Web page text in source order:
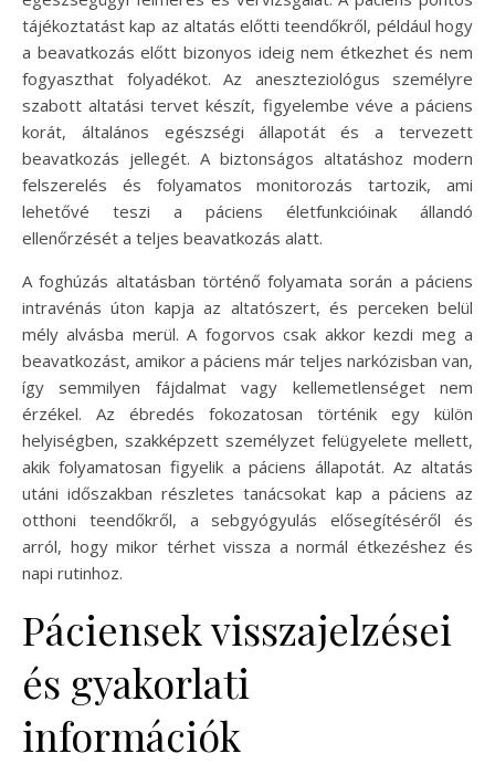
tájékoztatást kap az altatás előtti teendőkről, például hogy
a beavatkozás előtt bizonyos ideig nem étkezhet és nem
fogyaszthat folyadékot. Az aneszteziológus személyre
szabott altatási tervet készít, figyelembe véve a páciens
korát, általános egészségi állapotát és a tervezett
beavatkozás jellegét. A biztonságos altatáshoz modern
felszerelés és folyamatos monitorozás tartozik, ami
lehetővé teszi a páciens életfunkcióinak állandó
ellenőrzését a teljes beavatkozás alatt.
A foghúzás altatásban történő folyamata során a páciens
intravénás úton kapja az altatószert, és perceken belül
mély alvásba merül. A fogorvos csak akkor kezdi meg a
beavatkozást, amikor a páciens már teljes narkózisban van,
így semmilyen fájdalmat vagy kellemetlenséget nem
érzékel. Az ébredés fokozatosan történik egy külön
helyiségben, szakképzett személyzet felügyelete mellett,
akik folyamatosan figyelik a páciens állapotát. Az altatás
utáni időszakban részletes tanácsokat kap a páciens az
otthoni teendőkről, a sebgyógyulás elősegítéséről és
arról, hogy mikor térhet vissza a normál étkezéshez és
napi rutinhoz.
Páciensek visszajelzései
és gyakorlati
információk